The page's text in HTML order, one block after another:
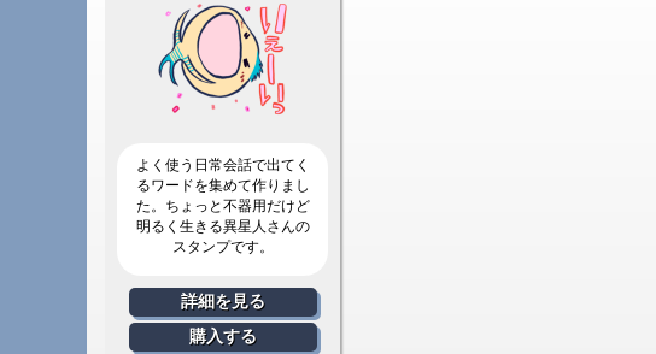
よく使う日常会話で出てく
るワードを集めて作りまし
た。ちょっと不器用だけど
明るく生きる異星人さんの
スタンプです。
詳細を見る
購入する